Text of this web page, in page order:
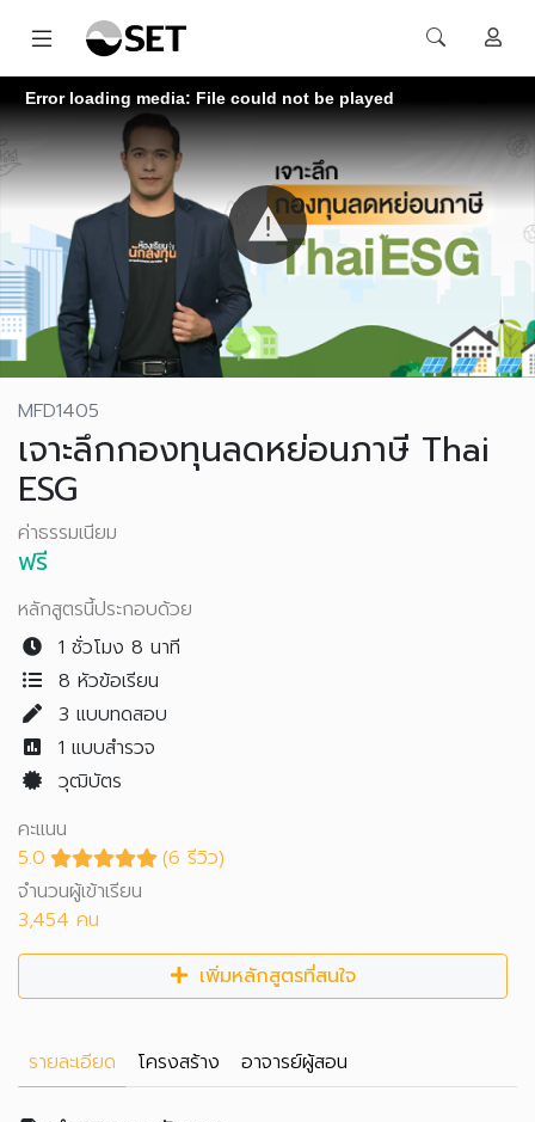
Error loading media: File could not be played
MFD1405
เจาะลึกกองทุนลดหย่อนภาษี Thai
ESG
ค่าธรรมเนียม
ฟรี
หลักสูตรนี้ประกอบด้วย
1 ชั่วโมง 8 นาที
8 หัวข้อเรียน
3 แบบทดสอบ
1 แบบสำรวจ
วุฒิบัตร
คะแนน
5.0
(6 รีวิว)
จำนวนผู้เข้าเรียน
3,454 คน
เพิ่มหลักสูตรที่สนใจ
รายละเอียด โครงสร้าง อาจารย์ผู้สอน